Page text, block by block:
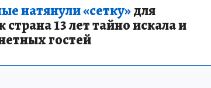
натянули «сетку»для
13 лет тайно искала и
гостей